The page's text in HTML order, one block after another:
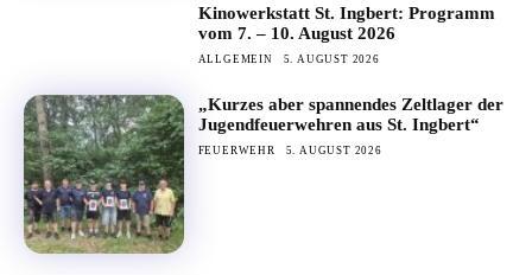
Kinowerkstatt St. Ingbert: Programm
vom 7. – 10. August 2026
ALLGEMEIN 5. AUGUST 2026
„Kurzes aber spannendes Zeltlager der
Jugendfeuerwehren aus St. Ingbert“
FEUERWEHR 5. AUGUST 2026